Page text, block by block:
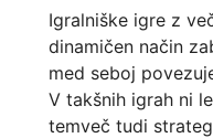
Igralniške igre z
dinamičen način
med seboj
V takšnih igrah ni
temveč tudi